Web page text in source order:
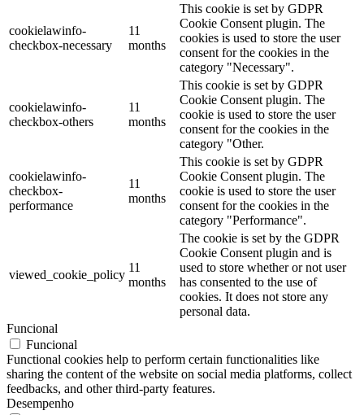
cookielawinfo-
checkbox-necessary
11
months
This cookie is set by GDPR
Cookie Consent plugin. The
cookies is used to store the user
consent for the cookies in the
category "Necessary".
cookielawinfo-
checkbox-others
11
months
This cookie is set by GDPR
Cookie Consent plugin. The
cookie is used to store the user
consent for the cookies in the
category "Other.
cookielawinfo-
checkbox-
performance
11
months
This cookie is set by GDPR
Cookie Consent plugin. The
cookie is used to store the user
consent for the cookies in the
category "Performance".
viewed_cookie_policy
11
months
The cookie is set by the GDPR
Cookie Consent plugin and is
used to store whether or not user
has consented to the use of
cookies. It does not store any
personal data.
Funcional
Funcional
Functional cookies help to perform certain functionalities like
sharing the content of the website on social media platforms, collect
feedbacks, and other third-party features.
Desempenho